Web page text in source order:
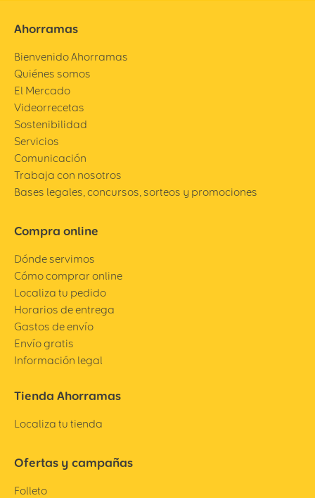
Ahorramas
Bienvenido Ahorramas
Quiénes somos
El Mercado
Videorrecetas
Sostenibilidad
Servicios
Comunicación
Trabaja con nosotros
Bases legales, concursos, sorteos y promociones
Compra online
Dónde servimos
Cómo comprar online
Localiza tu pedido
Horarios de entrega
Gastos de envío
Envío gratis
Información legal
Tienda Ahorramas
Localiza tu tienda
Ofertas y campañas
Folleto